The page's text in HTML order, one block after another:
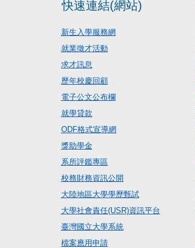
快速連結(網站)
新生入學服務網
就業徵才活動
求才訊息
歷年校慶回顧
電子公文公布欄
就學貸款
ODF格式宣導網
獎助學金
系所評鑑專區
校務財務資訊公開
大陸地區大學學歷甄試
大學社會責任(USR)資訊平台
臺灣國立大學系統
檔案應用申請